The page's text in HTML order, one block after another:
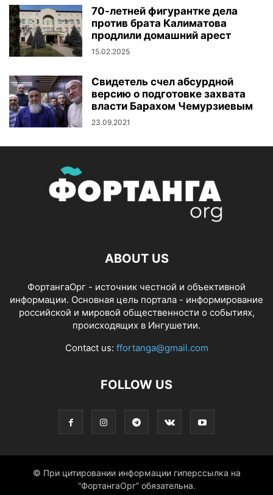
70-летней фигурантке дела
против брата Калиматова
продлили домашний арест
15.02.2025
Свидетель счел абсурдной
версию о подготовке захвата
власти Барахом Чемурзиевым
23.09.2021
ABOUT US
ФортангаОрг - источник честной и объективной
информации. Основная цель портала - информирование
российской и мировой общественности о событиях,
происходящих в Ингушетии.
Contact us: ffortanga@gmail.com
FOLLOW US
© При цитировании информации гиперссылка на
“ФортангаОрг” обязательна.